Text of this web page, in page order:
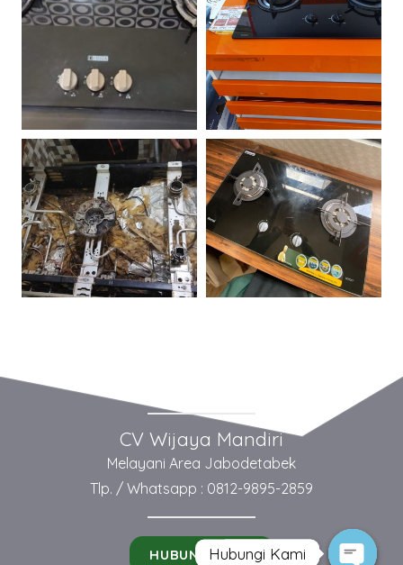
CV Wijaya Mandiri
Melayani Area Jabodetabek
Tlp. / Whatsapp : 0812-9895-2859
HUBUNGI KAMIContact us
Hubungi Kami